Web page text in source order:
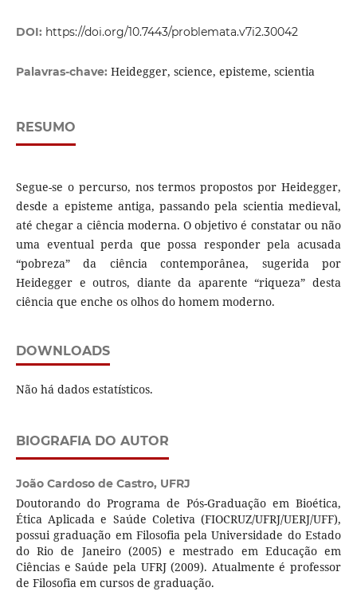
DOI: https://doi.org/10.7443/problemata.v7i2.30042
Palavras-chave: Heidegger, science, episteme, scientia
RESUMO
Segue-se o percurso, nos termos propostos por Heidegger,
desde a episteme antiga, passando pela scientia medieval,
até chegar a ciência moderna. O objetivo é constatar ou não
uma eventual perda que possa responder pela acusada
“pobreza” da ciência contemporânea, sugerida por
Heidegger e outros, diante da aparente “riqueza” desta
ciência que enche os olhos do homem moderno.
DOWNLOADS
Não há dados estatísticos.
BIOGRAFIA DO AUTOR
João Cardoso de Castro, UFRJ
Doutorando do Programa de Pós-Graduação em Bioética,
Ética Aplicada e Saúde Coletiva (FIOCRUZ/UFRJ/UERJ/UFF),
possui graduação em Filosofia pela Universidade do Estado
do Rio de Janeiro (2005) e mestrado em Educação em
Ciências e Saúde pela UFRJ (2009). Atualmente é professor
de Filosofia em cursos de graduação.